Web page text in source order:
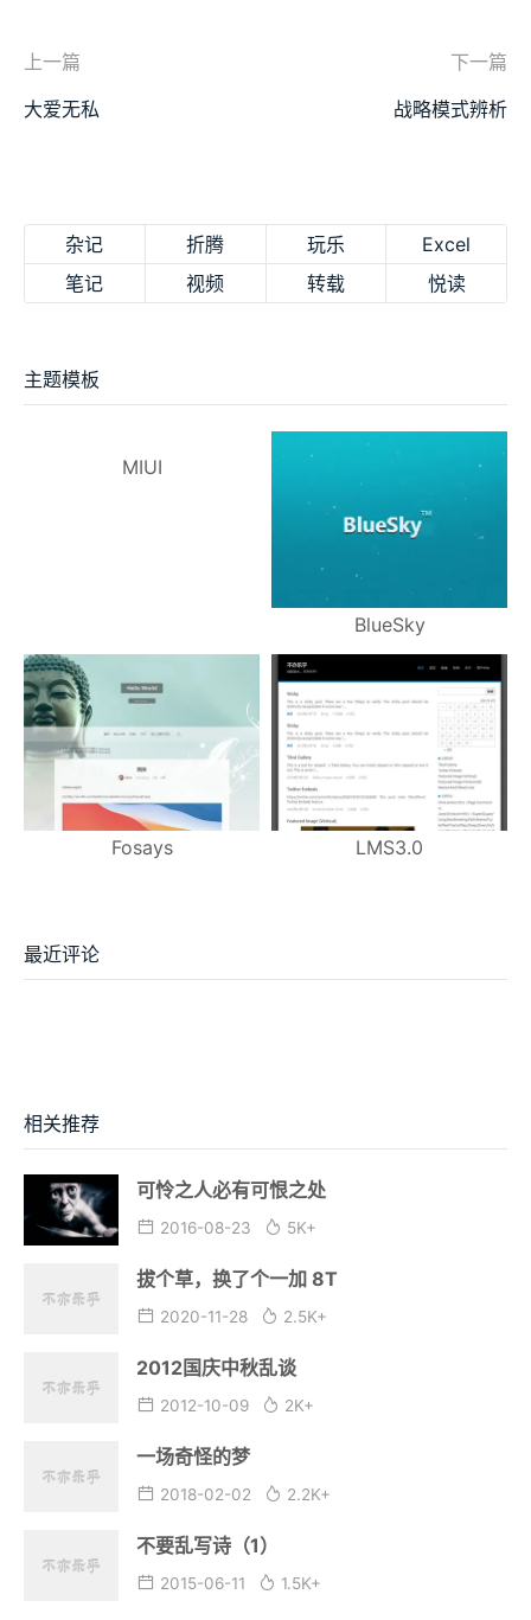
上一篇
大爱无私
下一篇
战略模式辨析
杂记 折腾 玩乐
Excel
笔记
视频 转载 悦读
主题模板
BlueSky
Fosays LMS3.0
最近评论
相关推荐
可怜之人必有可恨之处
2016-08-23 5K+
拔个草，换了个一加 8T
2020-11-28 2.5K+
2012国庆中秋乱谈
2012-10-09 2K+
一场奇怪的梦
2018-02-02 2.2K+
不要乱写诗（1）
2015-06-11 1.5K+